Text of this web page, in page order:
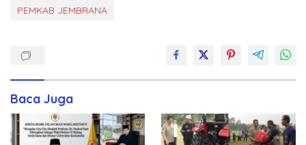
PEMKAB JEMBRANA
Baca Juga